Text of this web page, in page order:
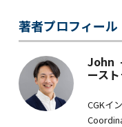
著者プロフィール
John
ース
CGKイ